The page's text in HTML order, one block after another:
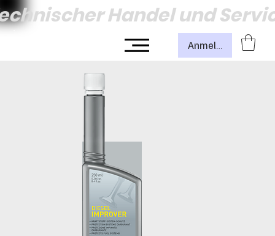
Handel und
Anmelden